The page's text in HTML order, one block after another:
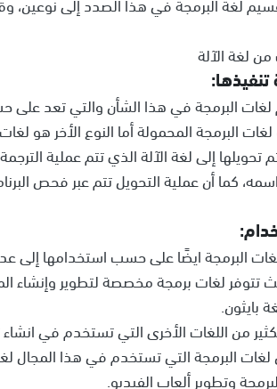
لغة الآلة
البرمجة في هذا الشأن والتي تعد على
البرمجة المحمولة أما النوع الأخر هو
تحويلها إلى لغة الآلة الذي تتم عملية
كما أن عملية التحويل تتم عبر فحص
البرمجة ايضًا على حسب استخدامها إلى
تتوفر لغات برمجة مخصصة لتطوير وإنشاء
بايثون.
من اللغات الأخرى التي تستخدم في
البرمجة التي تستخدم في هذا المجال
وتطوير ألعاب الفيديو.